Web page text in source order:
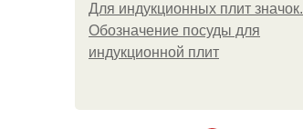
Для индукционных плит значок.
Обозначение посуды для
индукционной плит